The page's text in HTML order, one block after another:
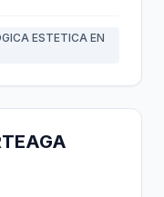
ESTETICA EN